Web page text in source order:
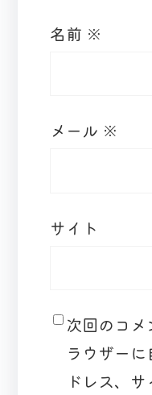
名前 ※
メール ※
サイト
次回のコ
ラウザー
ドレス、サ